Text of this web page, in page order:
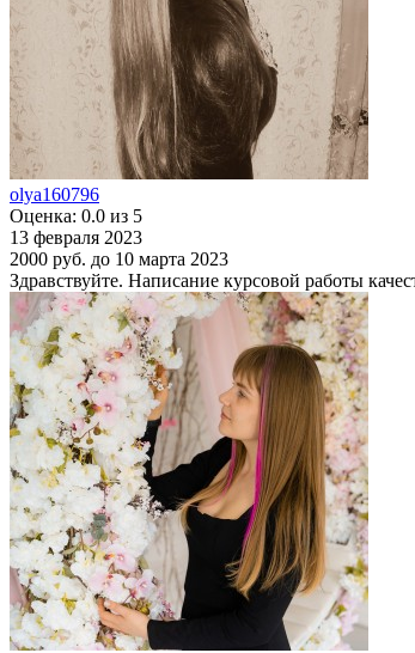
olya160796
Оценка: 0.0 из 5
13 февраля 2023
2000 руб. до 10 марта 2023
Здравствуйте. Написание курсовой работы